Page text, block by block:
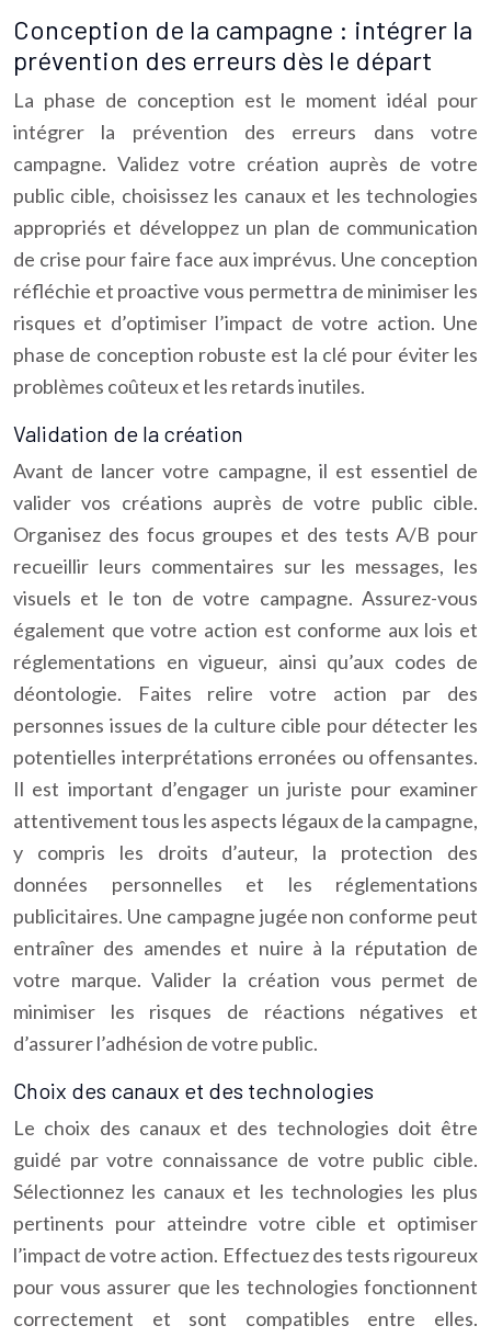
Conception de la campagne : intégrer la
prévention des erreurs dès le départ
La phase de conception est le moment idéal pour
intégrer la prévention des erreurs dans votre
campagne. Validez votre création auprès de votre
public cible, choisissez les canaux et les technologies
appropriés et développez un plan de communication
de crise pour faire face aux imprévus. Une conception
réfléchie et proactive vous permettra de minimiser les
risques et d’optimiser l’impact de votre action. Une
phase de conception robuste est la clé pour éviter les
problèmes coûteux et les retards inutiles.
Validation de la création
Avant de lancer votre campagne, il est essentiel de
valider vos créations auprès de votre public cible.
Organisez des focus groupes et des tests A/B pour
recueillir leurs commentaires sur les messages, les
visuels et le ton de votre campagne. Assurez-vous
également que votre action est conforme aux lois et
réglementations en vigueur, ainsi qu’aux codes de
déontologie. Faites relire votre action par des
personnes issues de la culture cible pour détecter les
potentielles interprétations erronées ou offensantes.
Il est important d’engager un juriste pour examiner
attentivement tous les aspects légaux de la campagne,
y compris les droits d’auteur, la protection des
données personnelles et les réglementations
publicitaires. Une campagne jugée non conforme peut
entraîner des amendes et nuire à la réputation de
votre marque. Valider la création vous permet de
minimiser les risques de réactions négatives et
d’assurer l’adhésion de votre public.
Choix des canaux et des technologies
Le choix des canaux et des technologies doit être
guidé par votre connaissance de votre public cible.
Sélectionnez les canaux et les technologies les plus
pertinents pour atteindre votre cible et optimiser
l’impact de votre action. Effectuez des tests rigoureux
pour vous assurer que les technologies fonctionnent
correctement et sont compatibles entre elles.